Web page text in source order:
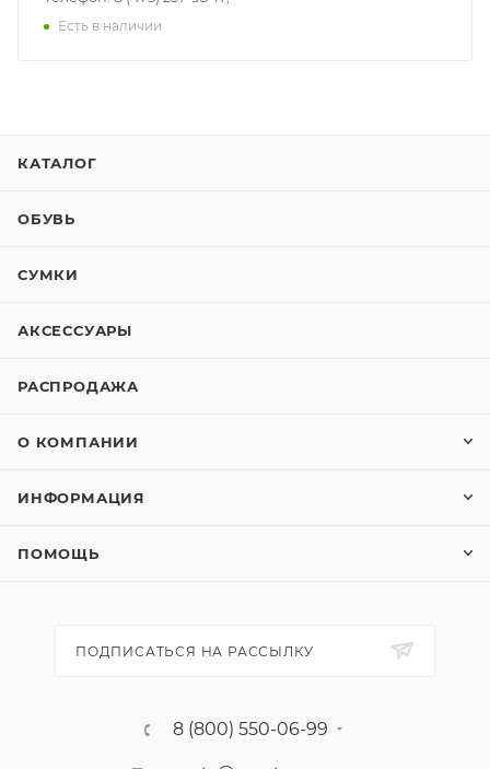
Есть в наличии
КАТАЛОГ
ОБУВЬ
СУМКИ
АКСЕССУАРЫ
РАСПРОДАЖА
О КОМПАНИИ
ИНФОРМАЦИЯ
ПОМОЩЬ
ПОДПИСАТЬСЯ НА РАССЫЛКУ
8 (800) 550-06-99